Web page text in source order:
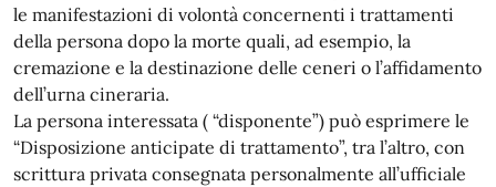
le manifestazioni di volontà concernenti i trattamenti
della persona dopo la morte quali, ad esempio, la
cremazione e la destinazione delle ceneri o l’affidamento
dell’urna cineraria.
La persona interessata ( “disponente”) può esprimere le
“Disposizione anticipate di trattamento”, tra l’altro, con
scrittura privata consegnata personalmente all’ufficiale